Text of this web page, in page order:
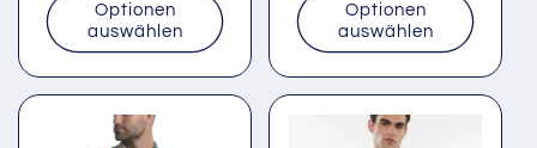
Optionen
auswählen
Optionen
auswählen